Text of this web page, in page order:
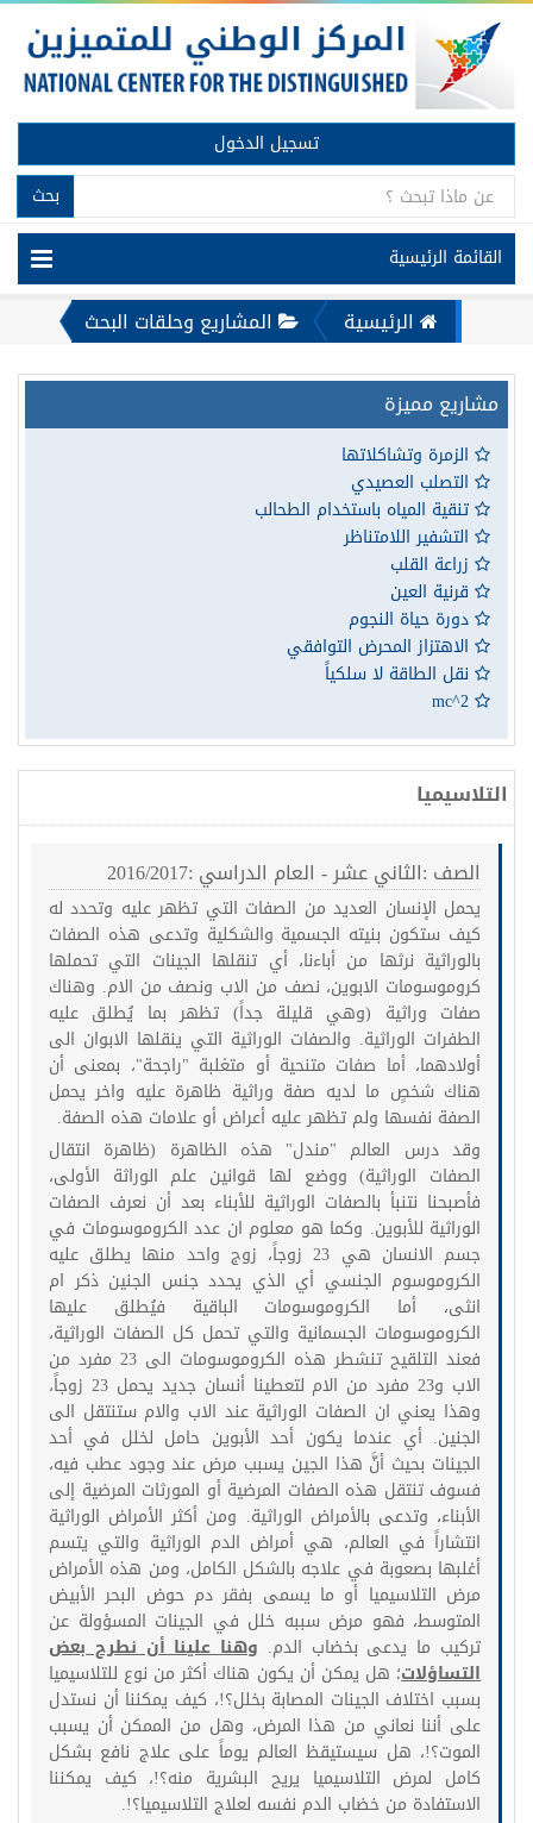
تسجيل الدخول
بحث
القائمة الرئيسية
الرئيسية المشاريع وحلقات البحث
مشاريع مميزة
الزمرة وتشاكلاتها
التصلب العصيدي
تنقية المياه باستخدام الطحالب
التشفير اللامتناظر
زراعة القلب
قرنية العين
دورة حياة النجوم
الاهتزاز المحرض التوافقي
نقل الطاقة لا سلكياً
التلاسيميا
الصف :الثاني عشر - العام الدراسي :2016/2017
يحمل الإنسان العديد من الصفات التي تظهر عليه وتحدد له
كيف ستكون بنيته الجسمية والشكلية وتدعى هذه الصفات
بالوراثية نرثها من أباءنا، أي تنقلها الجينات التي تحملها
كروموسومات الابوين، نصف من الاب ونصف من الام. وهناك
صفات وراثية (وهي قليلة جداً) تظهر بما يُطلق عليه
الطفرات الوراثية. والصفات الوراثية التي ينقلها الابوان الى
أولادهما، أما صفات متنحية أو متغلبة "راجحة"، بمعنى أن
هناك شخصٍ ما لديه صفة وراثية ظاهرة عليه واخر يحمل
الصفة نفسها ولم تظهر عليه أعراض أو علامات هذه الصفة.
وقد درس العالم "مندل" هذه الظاهرة (ظاهرة انتقال
الصفات الوراثية) ووضع لها قوانين علم الوراثة الأولى،
فأصبحنا نتنبأ بالصفات الوراثية للأبناء بعد أن نعرف الصفات
الوراثية للأبوين. وكما هو معلوم ان عدد الكروموسومات في
جسم الانسان هي 23 زوجاً، زوج واحد منها يطلق عليه
الكروموسوم الجنسي أي الذي يحدد جنس الجنين ذكر ام
انثى، أما الكروموسومات الباقية فيُطلق عليها
الكروموسومات الجسمانية والتي تحمل كل الصفات الوراثية،
فعند التلقيح تنشطر هذه الكروموسومات الى 23 مفرد من
الاب و23 مفرد من الام لتعطينا أنسان جديد يحمل 23 زوجاً،
وهذا يعني ان الصفات الوراثية عند الاب والام ستنتقل الى
الجنين. أي عندما يكون أحد الأبوين حامل لخلل في أحد
الجينات بحيث أنَّ هذا الجين يسبب مرض عند وجود عطب فيه،
فسوف تنتقل هذه الصفات المرضية أو المورثات المرضية إلى
الأبناء، وتدعى بالأمراض الوراثية. ومن أكثر الأمراض الوراثية
انتشاراً في العالم، هي أمراض الدم الوراثية والتي يتسم
أغلبها بصعوبة في علاجه بالشكل الكامل، ومن هذه الأمراض
مرض التلاسيميا أو ما يسمى بفقر دم حوض البحر الأبيض
المتوسط، فهو مرض سببه خلل في الجينات المسؤولة عن
تركيب ما يدعى بخضاب الدم. وهنا علينا أن نطرح بعض
التساؤلات؛ هل يمكن أن يكون هناك أكثر من نوع للتلاسيميا
بسبب اختلاف الجينات المصابة بخلل؟!، كيف يمكننا أن نستدل
على أننا نعاني من هذا المرض، وهل من الممكن أن يسبب
الموت؟!، هل سيستيقظ العالم يوماً على علاج نافع بشكل
كامل لمرض التلاسيميا يريح البشرية منه؟!، كيف يمكننا
الاستفادة من خضاب الدم نفسه لعلاج التلاسيميا؟!.